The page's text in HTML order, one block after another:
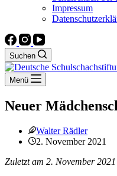
Impressum
Suchen
Menü
Neuer
Walter Rädler
2. November 2021
Zuletzt am 2. November